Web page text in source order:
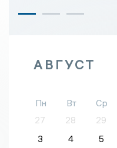
АВГУСТ
Пн Вт Ср
27
28 29
3
4 5